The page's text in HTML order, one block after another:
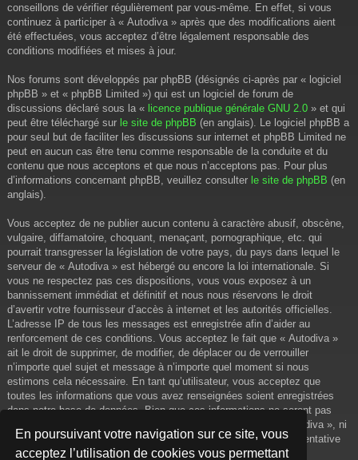
En poursuivant votre navigation sur ce site, vous
acceptez l’utilisation de cookies vous permettant
conseillons de vérifier régulièrement par vous-même. En effet, si vous
continuez à participer à « Autodiva » après que des modifications aient
été effectuées, vous acceptez d’être légalement responsable des
conditions modifiées et mises à jour.
Nos forums sont développés par phpBB (désignés ci-après par « logiciel
phpBB » et « phpBB Limited ») qui est un logiciel de forum de
discussions déclaré sous la « licence publique générale GNU 2.0 » et qui
peut être téléchargé sur le site de phpBB (en anglais). Le logiciel phpBB a
pour seul but de faciliter les discussions sur internet et phpBB Limited ne
peut en aucun cas être tenu comme responsable de la conduite et du
contenu que nous acceptons et que nous n’acceptons pas. Pour plus
d’informations concernant phpBB, veuillez consulter le site de phpBB (en
anglais).
Vous acceptez de ne publier aucun contenu à caractère abusif, obscène,
vulgaire, diffamatoire, choquant, menaçant, pornographique, etc. qui
pourrait transgresser la législation de votre pays, du pays dans lequel le
serveur de « Autodiva » est hébergé ou encore la loi internationale. Si
vous ne respectez pas ces dispositions, vous vous exposez à un
bannissement immédiat et définitif et nous nous réservons le droit
d’avertir votre fournisseur d’accès à internet et les autorités officielles.
L’adresse IP de tous les messages est enregistrée afin d’aider au
renforcement de ces conditions. Vous acceptez le fait que « Autodiva »
ait le droit de supprimer, de modifier, de déplacer ou de verrouiller
n’importe quel sujet et message à n’importe quel moment si nous
estimons cela nécessaire. En tant qu’utilisateur, vous acceptez que
toutes les informations que vous avez renseignées soient enregistrées
dans notre base de données. Bien que ces informations ne seront pas
diffusées à une tierce partie sans votre consentement, ni « Autodiva », ni
phpBB, ne pourront être tenus comme responsables en cas de tentative
de piratage informatique visant à compromettre vos données.